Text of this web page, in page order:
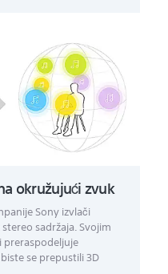
okružujući zvuk
Sony izvlači
sadržaja. Svojim
se prepustili 3D